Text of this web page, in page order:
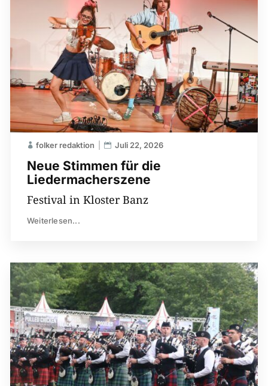
Neue Stimmen für die
Liedermacherszene
folker redaktion Juli 22, 2026
Festival in Kloster Banz
Weiterlesen...